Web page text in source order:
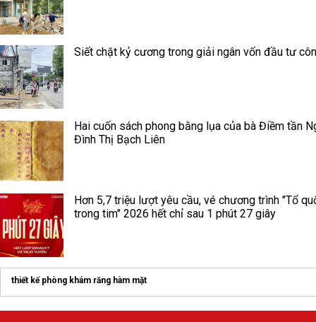
Siết chặt kỷ cương trong giải ngân vốn đầu tư
Hai cuốn sách phong bằng lụa của bà Điềm tần
Đình Thị Bạch Liên
Hơn 5,7 triệu lượt yêu cầu, vé chương trình "Tổ
trong tim" 2026 hết chỉ sau 1 phút 27 giây
thiết kế phòng khám răng hàm mặt